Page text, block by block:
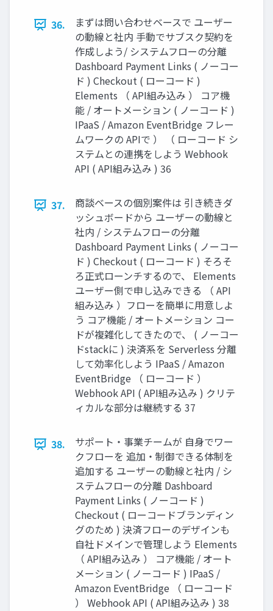
36.
まずは問い合わせベースで ユーザー
の動線と社内 手動でサブスク契約を
作成しよう/ システムフローの分離
Dashboard Payment Links ( ノーコー
ド ) Checkout ( ローコード )
Elements （ API組み込み ） コア機
能 / オートメーション ( ノーコード )
IPaaS / Amazon EventBridge フレー
ムワークの APIで ） （ ローコード シ
ステムとの連携をしよう Webhook
API ( API組み込み ) 36
37.
商談ベースの個別案件は 引き続きダ
ッシュボードから ユーザーの動線と
社内 / システムフローの分離
Dashboard Payment Links ( ノーコー
ド ) Checkout ( ローコード ) そろそ
ろ正式ローンチするので、 Elements
ユーザー側で申し込みできる （ API
組み込み ）フローを簡単に用意しよ
う コア機能 / オートメーション コー
ドが複雑化してきたので、 ( ノーコー
ドstackに ) 決済系を Serverless 分離
して効率化しよう IPaaS / Amazon
EventBridge （ ローコード ）
Webhook API ( API組み込み ) クリテ
ィカルな部分は継続する 37
38.
サポート・事業チームが 自身でワー
クフローを 追加・制御できる体制を
追加する ユーザーの動線と社内 / シ
ステムフローの分離 Dashboard
Payment Links ( ノーコード )
Checkout ( ローコードブランディン
グのため ) 決済フローのデザインも
自社ドメインで管理しよう Elements
（ API組み込み ） コア機能 / オート
メーション ( ノーコード ) IPaaS /
Amazon EventBridge （ ローコード
） Webhook API ( API組み込み ) 38